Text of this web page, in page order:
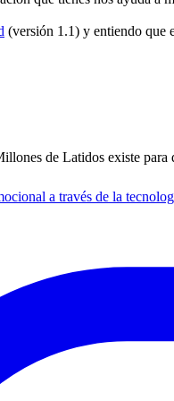
(versión 1.1) y entiendo que
de Latidos existe para
a través de la